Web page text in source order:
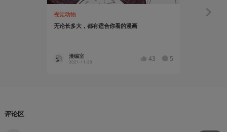
视觉动物
无论长多大，都有适合你看的漫画
漫编室
2021-11-20 43 5
视觉动物
评论区